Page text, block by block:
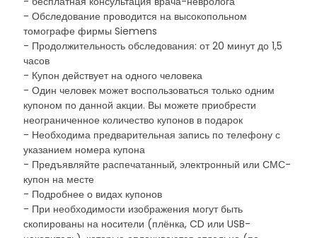
- Обследование проводится на высокопольном
томографе фирмы Siemens
- Продолжительность обследования: от 20 минут до 1,5
часов
- Купон действует на одного человека
- Один человек может воспользоваться только одним
купоном по данной акции. Вы можете приобрести
неограниченное количество купонов в подарок
- Необходима предварительная запись по телефону с
указанием номера купона
- Предъявляйте распечатанный, электронный или СМС-
купон на месте
- Подробнее о видах купонов
- При необходимости изображения могут быть
скопированы на носители (плёнка, CD или USB-